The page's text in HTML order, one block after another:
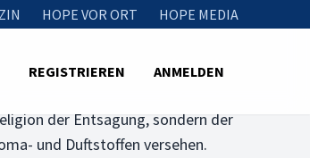
HOPE VOR ORT HOPE MEDIA
REGISTRIEREN ANMELDEN
der Entsagung, sondern der
und Duftstoffen versehen.